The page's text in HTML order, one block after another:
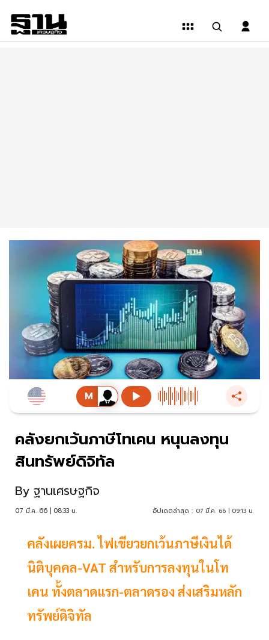
คลังยกเว้นภาษีโทเคน หนุนลงทุน
สินทรัพย์ดิจิทัล
By ฐานเศรษฐกิจ
07 มี.ค. 66 | 08:33 น. อัปเดตล่าสุด : 07 มี.ค. 66 | 09:13 น.
คลังเผยครม. ไฟเขียวยกเว้นภาษีเงินได้
นิติบุคคล-VAT สำหรับการลงทุนในโท
เคน ทั้งตลาดแรก-ตลาดรอง ส่งเสริมหลัก
ทรัพย์ดิจิทัล